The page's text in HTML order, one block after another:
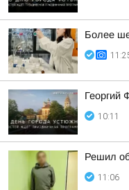
Более
Георгий
10:11
Решил
11:06